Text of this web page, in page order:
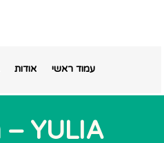
עמוד ראשי אודות